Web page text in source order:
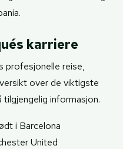
karriere
profesjonelle reise,
over de viktigste
informasjon.
i Barcelona
United